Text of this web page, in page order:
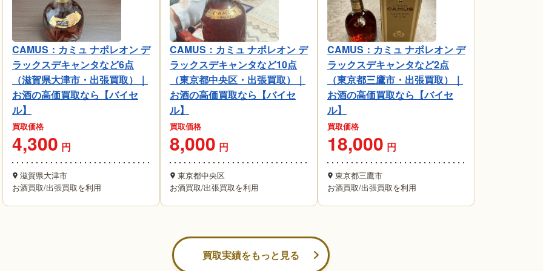
CAMUS：カミュ ナポレオン デ
ラックスデキャンタなど6点
（滋賀県大津市・出張買取）｜
お酒の高価買取なら【バイセ
ル】
買取価格
4,300 円
滋賀県大津市
お酒買取/出張買取を利用
CAMUS：カミュ ナポレオン デ
ラックスデキャンタなど10点
（東京都中央区・出張買取）｜
お酒の高価買取なら【バイセ
ル】
買取価格
8,000 円
東京都中央区
お酒買取/出張買取を利用
CAMUS：カミュ ナポレオン デ
ラックスデキャンタなど2点
（東京都三鷹市・出張買取）｜
お酒の高価買取なら【バイセ
ル】
買取価格
18,000 円
東京都三鷹市
お酒買取/出張買取を利用
買取実績をもっと見る